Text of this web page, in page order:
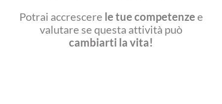
Potrai accrescere le tue competenze e
valutare se questa attività può
cambiarti la vita!